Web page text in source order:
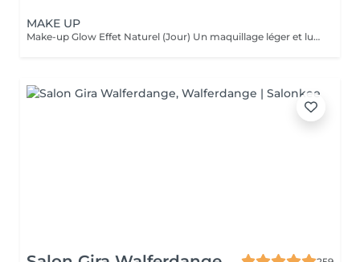
MAKE UP
Make-up Glow Effet Naturel (Jour) Un maquillage léger et lumineux qui sublime votre beauté naturelle. Idéal pour la journée, rendez-vous professionnels ou shootings naturels. Teint unifié, regard réveillé, sans surcharge. Frais, discret et élégant. Make-up Glamour Événements & Soirées Un maquillage sophistiqué avec une tenue renforcée, parfait pour fêtes, mariages ou séances photo. Association d'un teint parfait, d'un regard travaillé et de corrections subtiles pour un effet wow qui reste naturel. Élégance, intensité et mise en valeur. Make-up Luxe Haute Définition & Longue Durée Un maquillage professionnel avec préparation complète de la peau, correction des volumes, camouflage des imperfections et mise en lumière des traits. Tenue extrême, idéal pour caméras HD, mariée, ou occasions exigeantes. Finition impeccable, résultat haut de gamme.